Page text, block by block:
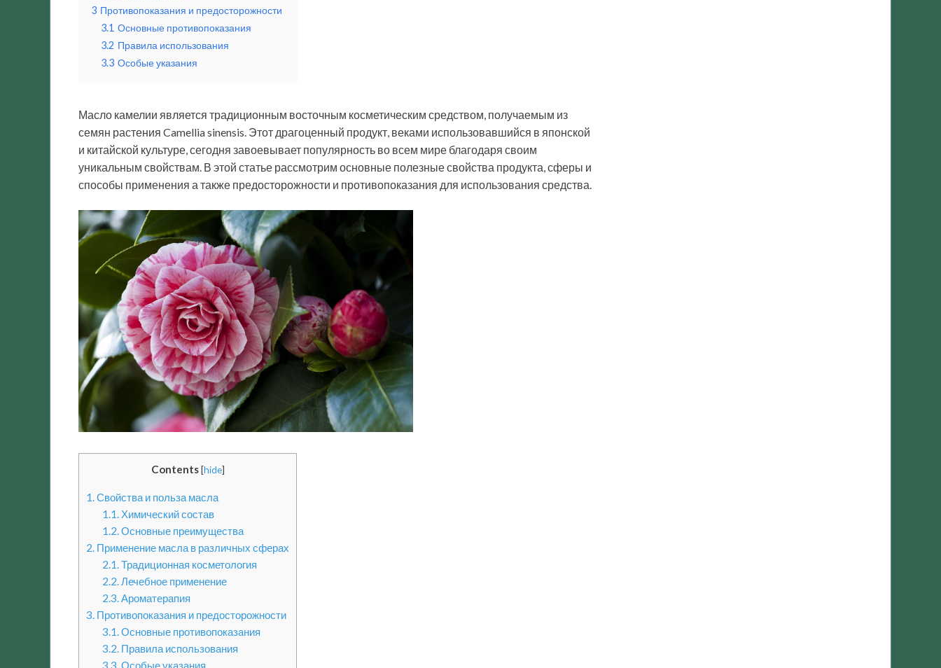
3 Противопоказания и предосторожности
3.1 Основные противопоказания
3.2 Правила использования
3.3 Особые указания
Масло камелии является традиционным восточным косметическим средством, получаемым из
семян растения Camellia sinensis. Этот драгоценный продукт, веками использовавшийся в японской
и китайской культуре, сегодня завоевывает популярность во всем мире благодаря своим
уникальным свойствам. В этой статье рассмотрим основные полезные свойства продукта, сферы и
способы применения а также предосторожности и противопоказания для использования средства.
Contents [hide]
1.Свойства и польза масла
1.1.Химический состав
1.2.Основные преимущества
2. Применение масла в различных сферах
2.1.Традиционная косметология
2.2.Лечебное применение
2.3.Ароматерапия
3. Противопоказания и предосторожности
3.1.Основные противопоказания
3.2.Правила использования
3.3.Особые указания